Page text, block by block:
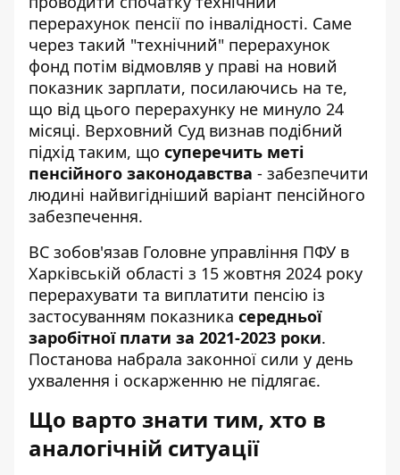
перерахунок пенсії по інвалідності. Саме
через такий "технічний" перерахунок
фонд потім відмовляв у праві на новий
показник зарплати, посилаючись на те,
що від цього перерахунку не минуло 24
місяці. Верховний Суд визнав подібний
підхід таким, що суперечить меті
пенсійного законодавства - забезпечити
людині найвигідніший варіант пенсійного
забезпечення.
ВС зобов'язав Головне управління ПФУ в
Харківській області з 15 жовтня 2024 року
перерахувати та виплатити пенсію із
застосуванням показника середньої
заробітної плати за 2021-2023 роки.
Постанова набрала законної сили у день
ухвалення і оскарженню не підлягає.
Що варто знати тим, хто в
аналогічній ситуації